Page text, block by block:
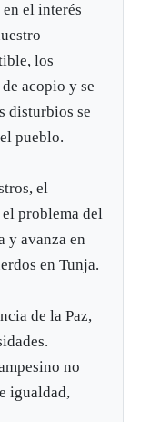
el interés
los
acopio y se
disturbios se
pueblo.
el
problema del
y avanza en
en Tunja.
de la Paz,
no
igualdad,